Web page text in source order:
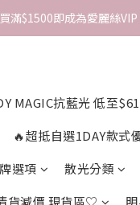
滿$1500即成為愛麗絲
MAGIC抗藍光 低至
🔥超抵自選1DAY款式
選項
散光分類
貨減價 現貨區♡